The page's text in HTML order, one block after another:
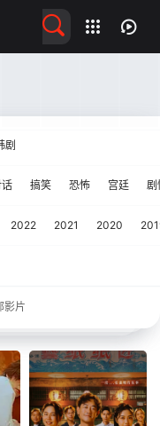
剧
搞笑 恐怖 宫廷 剧
2022 2021 2020
影片